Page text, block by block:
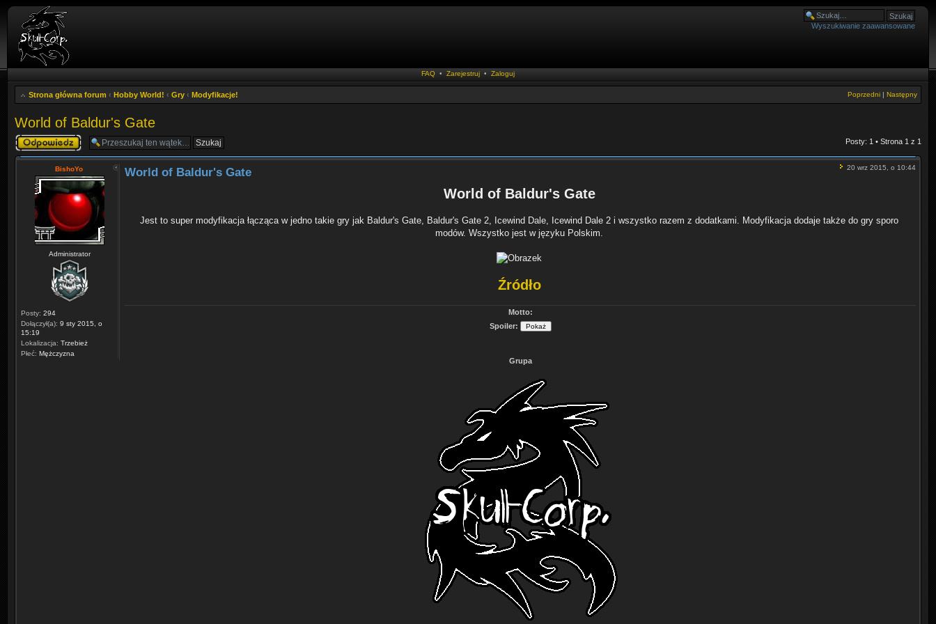
Wyszukiwanie zaawansowane
FAQ • Zarejestruj • Zaloguj
Strona główna forum ‹ Hobby World! ‹ Gry ‹ Modyfikacje! Następny
Poprzedni |
World of Baldur's Gate
Odpowiedz Posty: 1 • Strona 1 z 1
BishoYo
Administrator
Posty: 294
Dołączył(a): 9 sty 2015, o
15:19
Lokalizacja: Trzebież
Płeć: Mężczyzna
20 wrz 2015, o 10:44
World of Baldur's Gate
World of Baldur's Gate
Jest to super modyfikacja łącząca w jedno takie gry jak Baldur's Gate, Baldur's Gate 2, Icewind Dale, Icewind Dale 2 i wszystko razem z dodatkami. Modyfikacja dodaje także do gry sporo
modów. Wszystko jest w języku Polskim.
Źródło
Motto:
Spoiler:
Grupa